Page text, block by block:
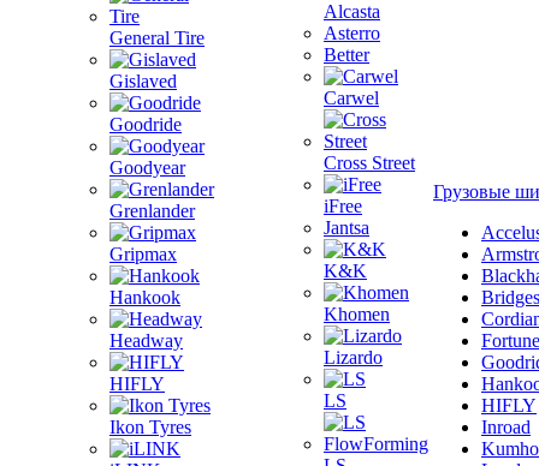
General Tire
Gislaved
Goodride
Goodyear
Grenlander
Gripmax
Hankook
Headway
HIFLY
Ikon Tyres
Alcasta
Asterro
Better
Carwel
Cross Street
iFree
Jantsa
K&K
Khomen
Lizardo
LS
Грузовые
Fortune
HIFLY
Inroad
Kumho